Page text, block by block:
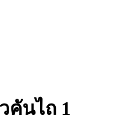
คันไถ 1